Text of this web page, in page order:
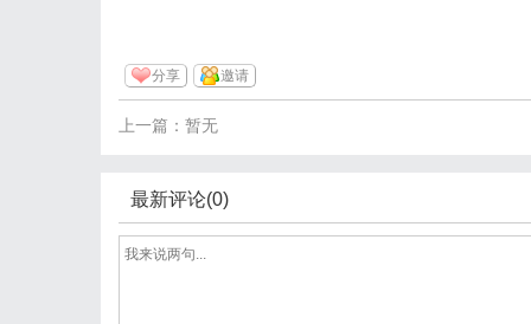
分享 邀请
上一篇：暂无
最新评论(0)